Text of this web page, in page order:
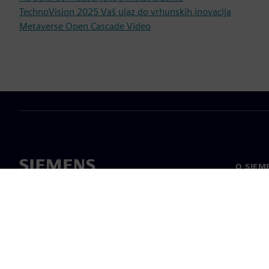
TechnoVision 2025 Vaš ulaz do vrhunskih inovacija
Metaverse Open Cascade Video
O